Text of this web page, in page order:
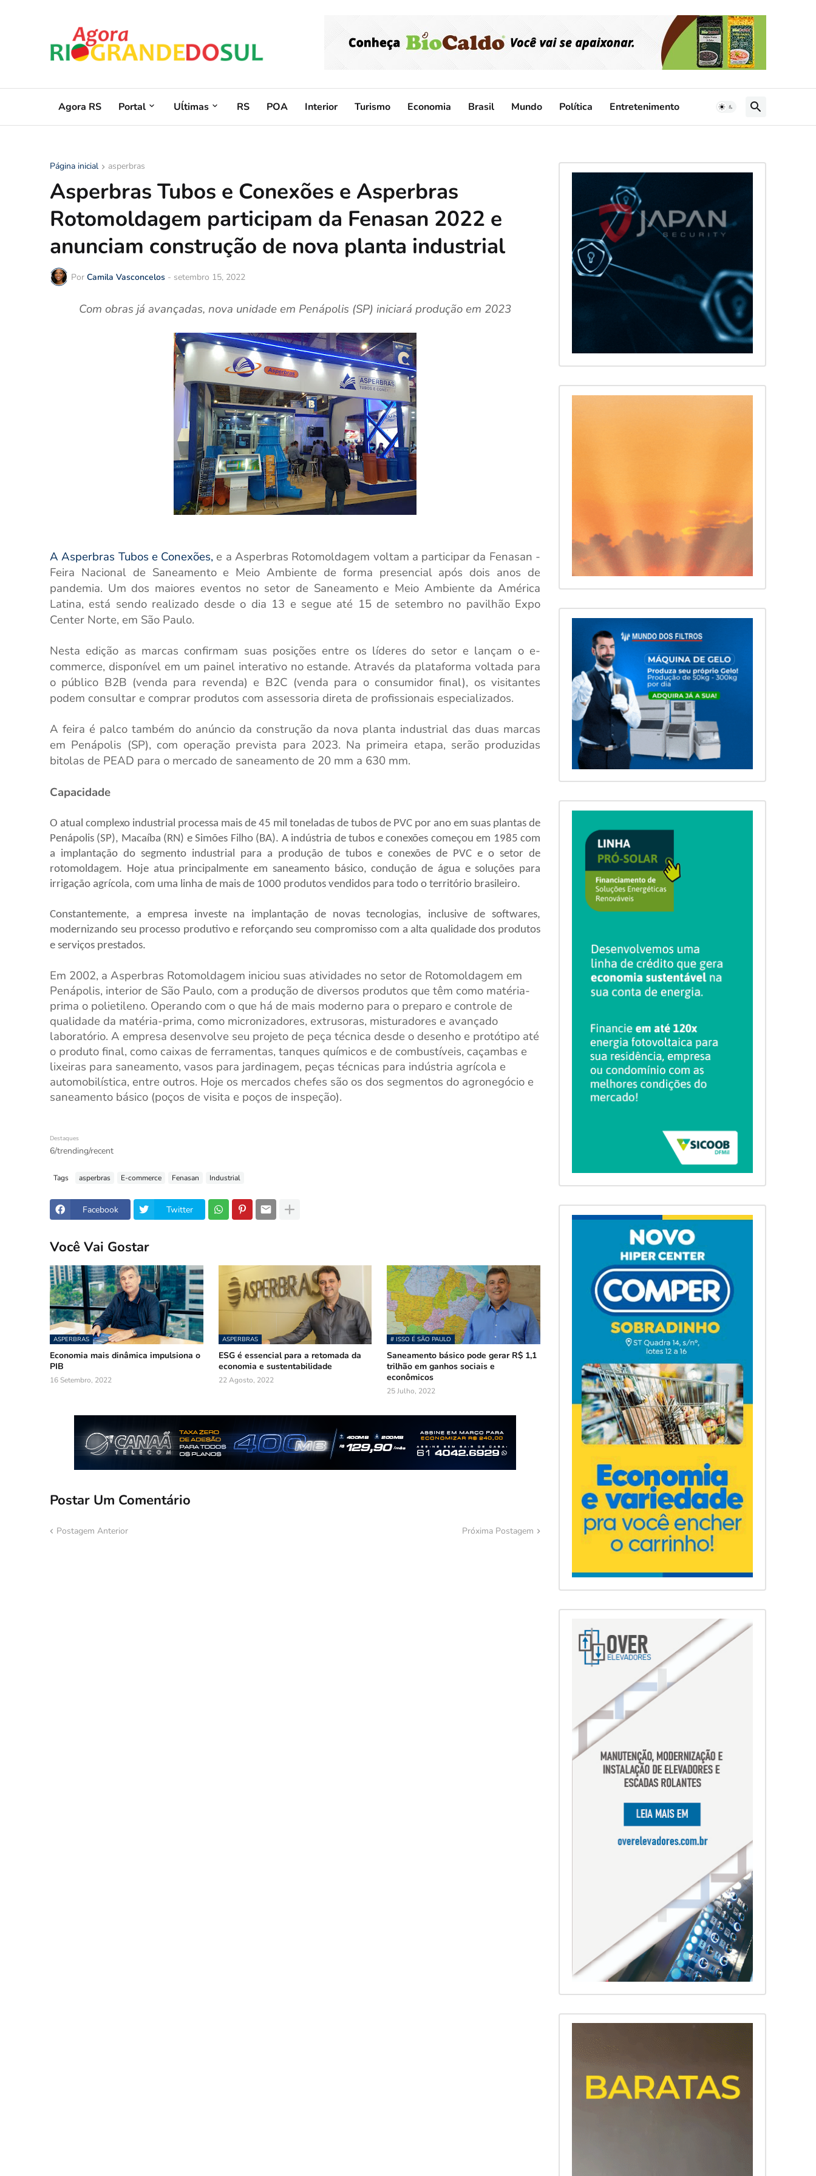
Agora RS Portal Uĺtimas RS POA Interior Turismo Economia Brasil Mundo Política Entretenimento
Página inicial asperbras
Asperbras Tubos e Conexões e Asperbras
Rotomoldagem participam da Fenasan 2022 e
anunciam construção de nova planta industrial
Por Camila Vasconcelos - setembro 15, 2022
Com obras já avançadas, nova unidade em Penápolis (SP) iniciará produção em 2023
A Asperbras Tubos e Conexões, e a Asperbras Rotomoldagem voltam a participar da Fenasan -
Feira Nacional de Saneamento e Meio Ambiente de forma presencial após dois anos de
pandemia. Um dos maiores eventos no setor de Saneamento e Meio Ambiente da América
Latina, está sendo realizado desde o dia 13 e segue até 15 de setembro no pavilhão Expo
Center Norte, em São Paulo.
Nesta edição as marcas confirmam suas posições entre os líderes do setor e lançam o e-
commerce, disponível em um painel interativo no estande. Através da plataformavoltada para
o público B2B (venda para revenda) e B2C (venda para o consumidor final), os visitantes
podem consultar e comprar produtos com assessoria direta de profissionais especializados.
A feira é palco também do anúncio da construção da nova planta industrial das duas marcas
em Penápolis (SP), com operação prevista para 2023. Na primeira etapa, serão produzidas
bitolas de PEAD para o mercado de saneamento de 20 mm a 630 mm.
Capacidade
O atual complexo industrial processa mais de 45 mil toneladas de tubos de PVC por ano em suas plantas de
Penápolis (SP), Macaíba (RN) e Simões Filho (BA). A indústria de tubos e conexões começou em 1985 com
a implantação do segmento industrial para a produção de tubos e conexões de PVC e o setor de
rotomoldagem. Hoje atua principalmente em saneamento básico, condução de água e soluções para
irrigação agrícola, com uma linha de mais de 1000 produtos vendidos para todo o território brasileiro.
Constantemente, a empresa investe na implantação de novas tecnologias, inclusive de softwares,
modernizando seu processo produtivo e reforçando seu compromisso com a alta qualidade dos produtos
e serviços prestados.
Em 2002, a Asperbras Rotomoldagem iniciou suas atividades no setor de Rotomoldagem em
Penápolis, interior de São Paulo, com a produção de diversos produtos que têm como matéria-
prima o polietileno. Operando com o que há de mais moderno para o preparo e controle de
qualidade da matéria-prima, como micronizadores, extrusoras, misturadores e avançado
laboratório. A empresa desenvolve seu projeto de peça técnica desde o desenho e protótipo até
o produto final, como caixas de ferramentas, tanques químicos e de combustíveis, caçambas e
lixeiras para saneamento, vasos para jardinagem, peças técnicas para indústria agrícola e
automobilística, entre outros. Hoje os mercados chefes são os dos segmentos do agronegócio e
saneamento básico (poços de visita e poços de inspeção).
Destaques
6/trending/recent
Tags asperbras E-commerce Fenasan Industrial
Facebook Twitter
Você Vai Gostar
ASPERBRAS
Economia mais dinâmica impulsiona o
PIB
16 Setembro, 2022
ASPERBRAS
ESG é essencial para a retomada da
economia e sustentabilidade
22 Agosto, 2022
# ISSO É SÃO PAULO
Saneamento básico pode gerar R$ 1,1
trilhão em ganhos sociais e
econômicos
25 Julho, 2022
Postar Um Comentário
Postagem Anterior Próxima Postagem